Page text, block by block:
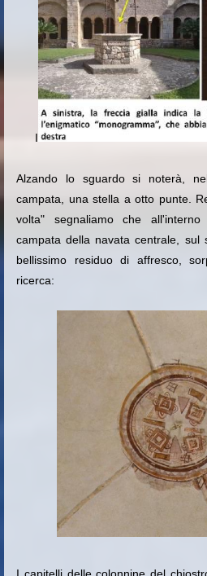
I
Alzando lo sguardo si noterà,
campata, una stella a otto punte.
volta" segnaliamo che
campata della navata centrale, sul
bellissimo residuo di affresco,
ricerca: